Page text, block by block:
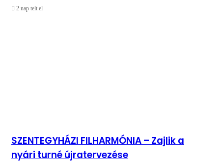
2 nap telt el
SZENTEGYHÁZI FILHARMÓNIA – Zajlik a
nyári turné újratervezése